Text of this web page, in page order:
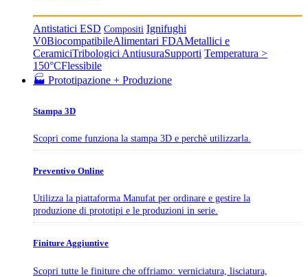
Antistatici ESD Compositi Ignifughi
V0BiocompatibileAlimentari FDAMetallici e
CeramiciTribologici AntiusuraSupporti Temperatura >
150°CFlessibile
🏭 Prototipazione + Produzione
Stampa 3D
Scopri come funziona la stampa 3D e perchè utilizzarla.
Preventivo Online
Utilizza la piattaforma Manufat per ordinare e gestire la
produzione di prototipi e le produzioni in serie.
Finiture Aggiuntive
Scopri tutte le finiture che offriamo: verniciatura, lisciatura,